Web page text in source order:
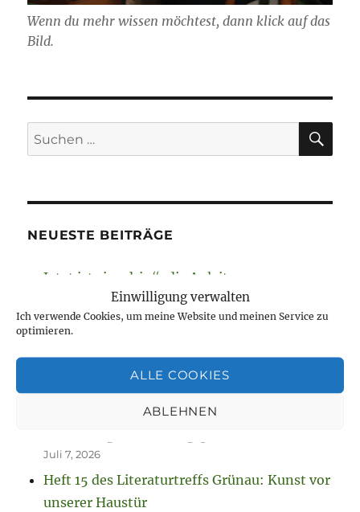
Einwilligung verwalten
Ich verwende Cookies, um meine Website und meinen Service zu
optimieren.
ALLE COOKIES
ABLEHNEN
Wenn du mehr wissen möchtest, dann klick auf das
Bild.
Suchen
nach:
NEUESTE BEITRÄGE
Jetzt ist sie „drin“, die Anleitung zum
Fausthandschuhe stricken
August 7, 2026
So spannend kann Leben sein.
Juli 7, 2026
Heft 15 des Literaturtreffs Grünau: Kunst vor
unserer Haustür